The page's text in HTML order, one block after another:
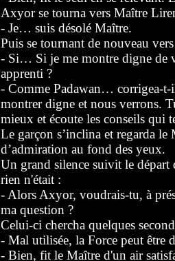
Axyor se tourna vers Maître
- Je… suis désolé Maître.
Puis se tournant de nouveau
- Si… Si je me montre digne
apprenti ?
- Comme Padawan… corrigea-t-
montrer digne et nous verrons.
mieux et écoute les conseils qui
Le garçon s’inclina et regarda le
d’admiration au fond des yeux.
Un grand silence suivit le
rien n'était :
- Alors Axyor, voudrais-tu, à
ma question ?
Celui-ci chercha quelques
- Mal utilisée, la Force peut être
- Bien, fit le Maître d'un air